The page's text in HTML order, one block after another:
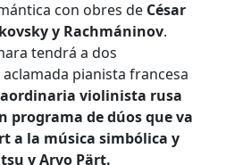
con obres de César
y Rachmáninov.
tendrá a dos
pianista francesa
violinista rusa
programa de dúos que va
a la música simbólica y
y Arvo Pärt.